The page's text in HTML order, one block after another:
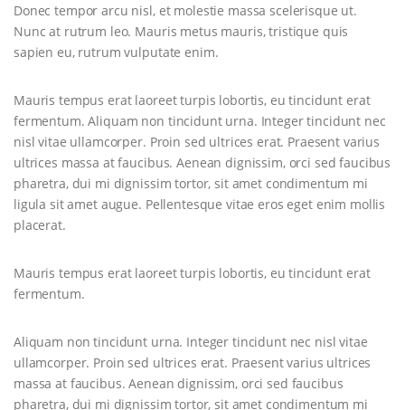
Donec tempor arcu nisl, et molestie massa scelerisque ut.
Nunc at rutrum leo. Mauris metus mauris, tristique quis
sapien eu, rutrum vulputate enim.
Mauris tempus erat laoreet turpis lobortis, eu tincidunt erat
fermentum. Aliquam non tincidunt urna. Integer tincidunt nec
nisl vitae ullamcorper. Proin sed ultrices erat. Praesent varius
ultrices massa at faucibus. Aenean dignissim, orci sed faucibus
pharetra, dui mi dignissim tortor, sit amet condimentum mi
ligula sit amet augue. Pellentesque vitae eros eget enim mollis
placerat.
Mauris tempus erat laoreet turpis lobortis, eu tincidunt erat
fermentum.
Aliquam non tincidunt urna. Integer tincidunt nec nisl vitae
ullamcorper. Proin sed ultrices erat. Praesent varius ultrices
massa at faucibus. Aenean dignissim, orci sed faucibus
pharetra, dui mi dignissim tortor, sit amet condimentum mi